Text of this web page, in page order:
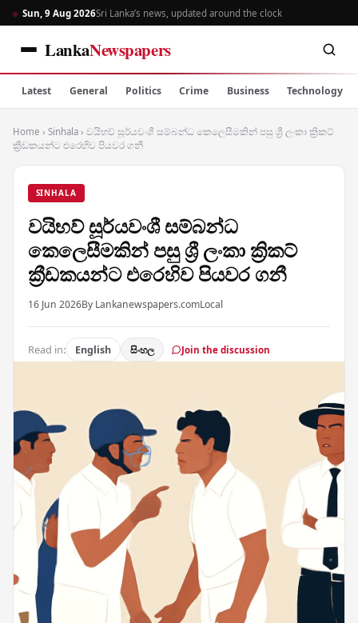
Sun, 9 Aug 2026Sri Lanka’s news, updated around the clock
LankaNewspapers
Latest General Politics Crime Business Technology
Home › Sinhala › වයිභව් සූර්යවංශී සම්බන්ධ කෙලෙසීමකින් පසු ශ්‍රී ලංකා ක්‍රිකට්
ක්‍රීඩකයන්ට එරෙහිව පියවර ගනී
SINHALA
වයිභව් සූර්යවංශී සම්බන්ධ
කෙලෙසීමකින් පසු ශ්‍රී ලංකා ක්‍රිකට්
ක්‍රීඩකයන්ට එරෙහිව පියවර ගනී
16 Jun 2026By Lankanewspapers.comLocal
Read in: English සිංහල Join the discussion